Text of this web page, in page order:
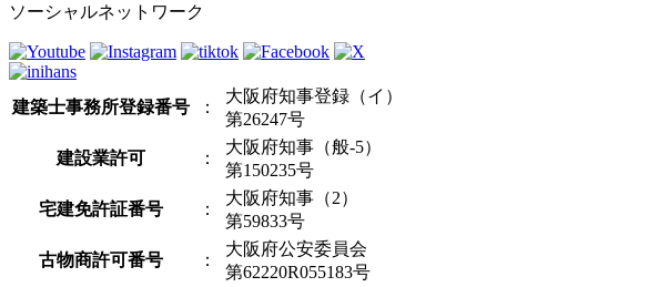
ソーシャルネットワーク
建築士事務所登録番号 ：
大阪府知事登録（イ）
第26247号
建設業許可 ：
大阪府知事（般-5）
第150235号
宅建免許証番号 ：
大阪府知事（2）
第59833号
古物商許可番号 ：
大阪府公安委員会
第62220R055183号